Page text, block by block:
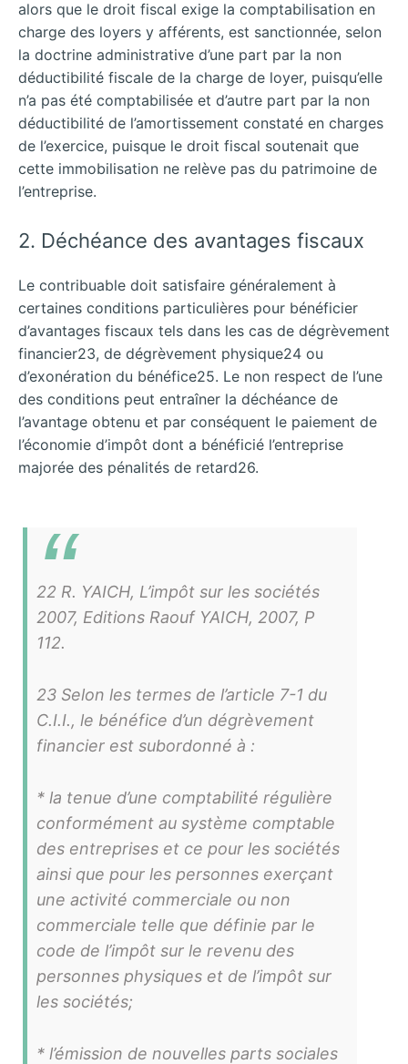
alors que le droit fiscal exige la comptabilisation en
charge des loyers y afférents, est sanctionnée, selon
la doctrine administrative d’une part par la non
déductibilité fiscale de la charge de loyer, puisqu’elle
n’a pas été comptabilisée et d’autre part par la non
déductibilité de l’amortissement constaté en charges
de l’exercice, puisque le droit fiscal soutenait que
cette immobilisation ne relève pas du patrimoine de
l’entreprise.
2. Déchéance des avantages fiscaux
Le contribuable doit satisfaire généralement à
certaines conditions particulières pour bénéficier
d’avantages fiscaux tels dans les cas de dégrèvement
financier23, de dégrèvement physique24 ou
d’exonération du bénéfice25. Le non respect de l’une
des conditions peut entraîner la déchéance de
l’avantage obtenu et par conséquent le paiement de
l’économie d’impôt dont a bénéficié l’entreprise
majorée des pénalités de retard26.
22 R. YAICH, L’impôt sur les sociétés
2007, Editions Raouf YAICH, 2007, P
112.
23 Selon les termes de l’article 7-1 du
C.I.I., le bénéfice d’un dégrèvement
financier est subordonné à :
* la tenue d’une comptabilité régulière
conformément au système comptable
des entreprises et ce pour les sociétés
ainsi que pour les personnes exerçant
une activité commerciale ou non
commerciale telle que définie par le
code de l’impôt sur le revenu des
personnes physiques et de l’impôt sur
les sociétés;
* l’émission de nouvelles parts sociales